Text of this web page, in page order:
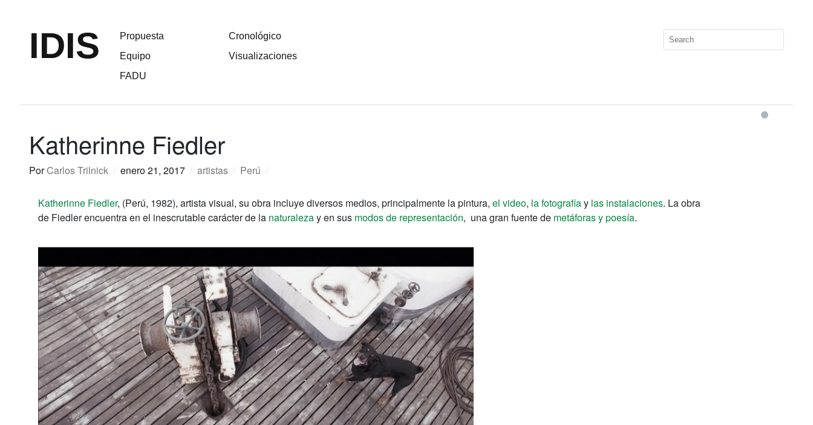
IDIS
Propuesta
Equipo
FADU
Cronológico
Visualizaciones
Katherinne Fiedler
PorCarlos Trilnick / enero 21, 2017 / artistas / Perú /
Katherinne Fiedler, (Perú, 1982), artista visual, su obra incluye diversos medios, principalmente la pintura, el video, la fotografíay las instalaciones. La obra
de Fiedler encuentra en el inescrutable carácter de la naturalezay en sus modos de representación, una gran fuente de metáforas y poesía.